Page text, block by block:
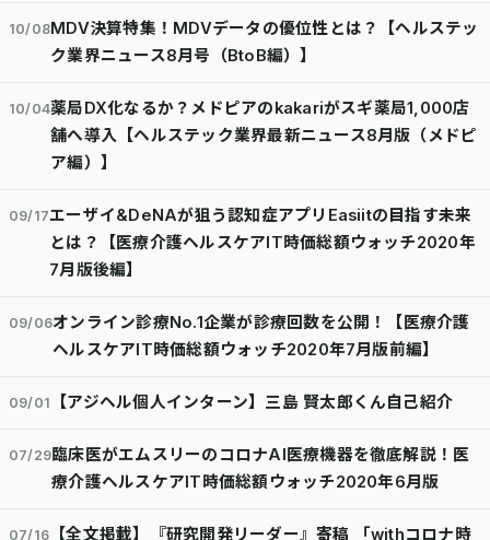
10/08MDV決算特集！MDVデータの優位性とは？【ヘルステッ
ク業界ニュース8月号（BtoB編）】
10/04薬局DX化なるか？メドピアのkakariがスギ薬局1,000店
舗へ導入【ヘルステック業界最新ニュース8月版（メドピ
ア編）】
09/17エーザイ&DeNAが狙う認知症アプリEasiitの目指す未来
とは？【医療介護ヘルスケアIT時価総額ウォッチ2020年
7月版後編】
09/06オンライン診療No.1企業が診療回数を公開！【医療介護
ヘルスケアIT時価総額ウォッチ2020年7月版前編】
09/01 【アジヘル個人インターン】三島 賢太郎くん自己紹介
07/29臨床医がエムスリーのコロナAI医療機器を徹底解説！医
療介護ヘルスケアIT時価総額ウォッチ2020年6月版
07/16
【全文掲載】『研究開発リーダー』寄稿 「withコロナ時